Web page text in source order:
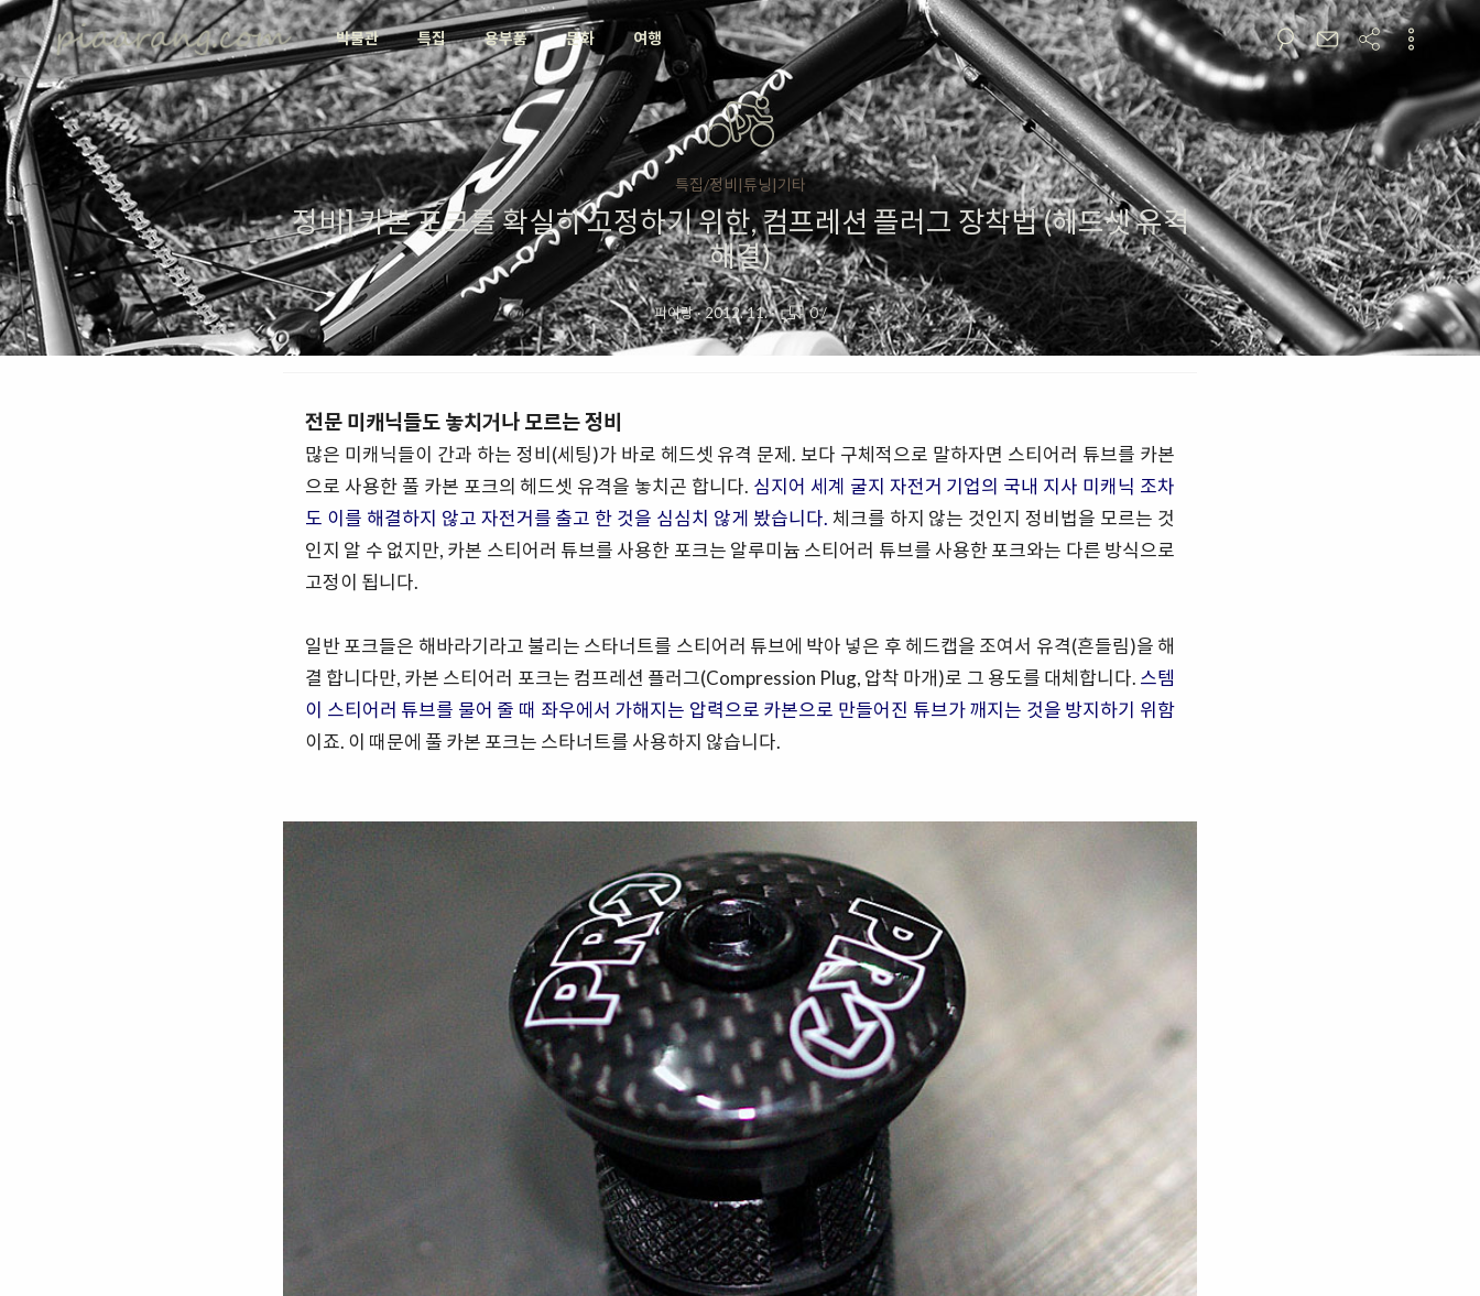
박물관 특집 용부품 문화 여행
특집/정비|튜닝|기타
정비] 카본 포크를 확실히 고정하기 위한, 컴프레션 플러그 장착법 (헤드셋 유격
해결)
피아랑·2012. 11.· 0/
전문 미캐닉들도 놓치거나 모르는정비
많은 미캐닉들이 간과 하는 정비(세팅)가 바로 헤드셋 유격 문제. 보다 구체적으로 말하자면 스티어러 튜브를 카본
으로 사용한 풀 카본 포크의 헤드셋 유격을 놓치곤 합니다. 심지어 세계 굴지 자전거 기업의 국내 지사 미캐닉 조차
도 이를 해결하지 않고 자전거를 출고 한 것을 심심치 않게 봤습니다. 체크를 하지 않는 것인지 정비법을 모르는 것
인지 알 수 없지만, 카본 스티어러 튜브를 사용한 포크는 알루미늄 스티어러 튜브를 사용한 포크와는 다른 방식으로
고정이 됩니다.
일반 포크들은 해바라기라고 불리는 스타너트를 스티어러 튜브에 박아 넣은 후 헤드캡을 조여서 유격(흔들림)을 해
결 합니다만, 카본 스티어러 포크는 컴프레션 플러그(Compression Plug, 압착 마개)로 그 용도를 대체합니다. 스템
이 스티어러 튜브를 물어 줄 때 좌우에서 가해지는 압력으로 카본으로 만들어진 튜브가깨지는 것을 방지하기 위함
이죠. 이 때문에 풀 카본 포크는 스타너트를 사용하지 않습니다.